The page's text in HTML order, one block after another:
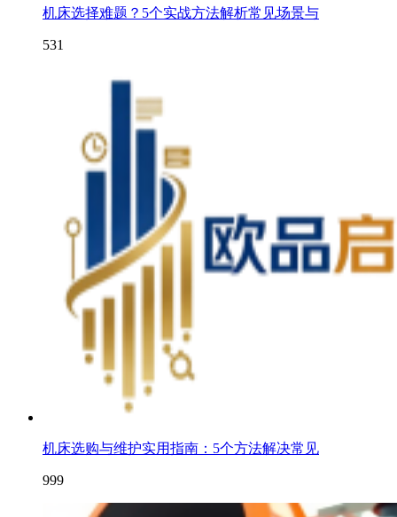
机床选择难题？5个实战方法解析常见场景与
531
机床选购与维护实用指南：5个方法解决常见
999